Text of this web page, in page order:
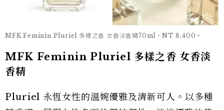
MFK Feminin Pluriel 多樣之香 女香淡香精70ml，NT 8,400。
MFK Feminin Pluriel 多樣之香 女香淡
香精
Pluriel 永恆女性的溫婉優雅及清新可人。以多種